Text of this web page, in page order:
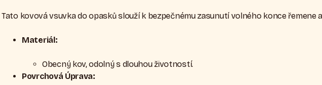
Tato kovová vsuvka do opasků slouží k bezpečnému zasunutí volného konce řemene
Materiál:
Obecný kov, odolný s dlouhou životností.
Povrchová Úprava: